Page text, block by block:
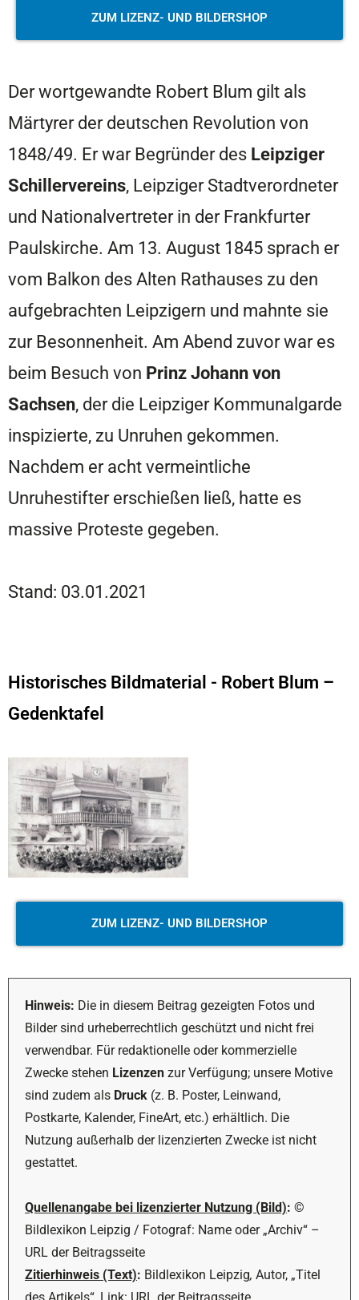
ZUM LIZENZ- UND BILDERSHOP
Der wortgewandte Robert Blum gilt als
Märtyrer der deutschen Revolution von
1848/49. Er war Begründer des Leipziger
Schillervereins, Leipziger Stadtverordneter
und Nationalvertreter in der Frankfurter
Paulskirche. Am 13. August 1845 sprach er
vom Balkon des Alten Rathauses zu den
aufgebrachten Leipzigern und mahnte sie
zur Besonnenheit. Am Abend zuvor war es
beim Besuch von Prinz Johann von
Sachsen, der die Leipziger Kommunalgarde
inspizierte, zu Unruhen gekommen.
Nachdem er acht vermeintliche
Unruhestifter erschießen ließ, hatte es
massive Proteste gegeben.
Stand: 03.01.2021
Historisches Bildmaterial - Robert Blum –
Gedenktafel
ZUM LIZENZ- UND BILDERSHOP
Hinweis: Die in diesem Beitrag gezeigten Fotos und
Bilder sind urheberrechtlich geschützt und nicht frei
verwendbar. Für redaktionelle oder kommerzielle
Zwecke stehen Lizenzen zur Verfügung; unsere Motive
sind zudem als Druck (z. B. Poster, Leinwand,
Postkarte, Kalender, FineArt, etc.) erhältlich. Die
Nutzung außerhalb der lizenzierten Zwecke ist nicht
gestattet.
Quellenangabe bei lizenzierter Nutzung (Bild): ©
Bildlexikon Leipzig / Fotograf: Name oder „Archiv“ –
URL der Beitragsseite
Zitierhinweis (Text): Bildlexikon Leipzig, Autor, „Titel